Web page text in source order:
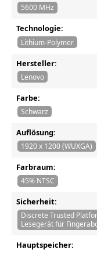
5600 MHz
Technologie:
Lithium-Polymer
Hersteller:
Lenovo
Farbe:
Schwarz
Auflösung:
1920 x 1200 (WUXGA)
Farbraum:
45% NTSC
Sicherheit:
Discrete Trusted
Lesegerät für
Hauptspeicher: